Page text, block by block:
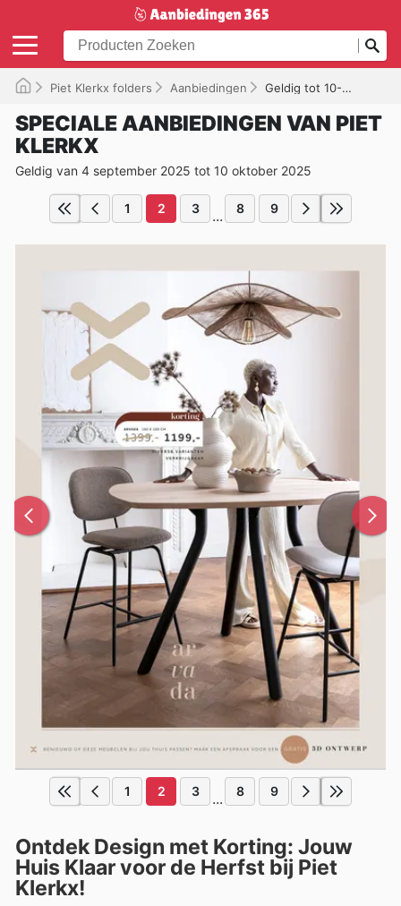
Piet Klerkx folders Aanbiedingen Geldig tot 10-10-2025
SPECIALE AANBIEDINGEN VAN PIET
KLERKX
Geldig van 4 september 2025 tot 10 oktober 2025
1 2 3 ... 8 9
1 2 3 ... 8 9
Ontdek Design met Korting: Jouw
Huis Klaar voor de Herfst bij Piet
Klerkx!